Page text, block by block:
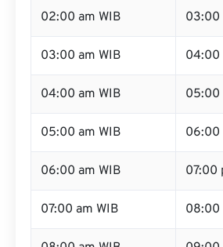
02:00 am WIB 03:00
03:00 am WIB 04:00
04:00 am WIB 05:00
05:00 am WIB 06:00
06:00 am WIB 07:00
07:00 am WIB 08:00